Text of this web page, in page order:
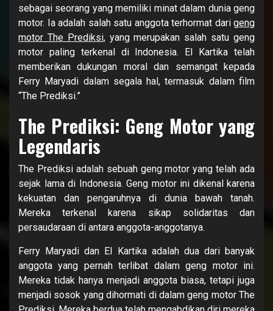
sebagai seorang yang memiliki minat dalam dunia geng
motor. Ia adalah salah satu anggota terhormat dari geng
motor The Prediksi, yang merupakan salah satu geng
motor paling terkenal di Indonesia. El Kartika telah
memberikan dukungan moral dan semangat kepada
Ferry Maryadi dalam segala hal, termasuk dalam film
“The Prediksi.”
The Prediksi: Geng Motor yang
Legendaris
The Prediksi adalah sebuah geng motor yang telah ada
sejak lama di Indonesia. Geng motor ini dikenal karena
kekuatan dan pengaruhnya di dunia bawah tanah.
Mereka terkenal karena sikap solidaritas dan
persaudaraan di antara anggota-anggotanya.
Ferry Maryadi dan El Kartika adalah dua dari banyak
anggota yang pernah terlibat dalam geng motor ini.
Mereka tidak hanya menjadi anggota biasa, tetapi juga
menjadi sosok yang dihormati di dalam geng motor The